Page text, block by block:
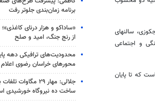
سالن استخر، سونا، جکوزی، سالنهای
و اجتماعی
یک میلیارد و 700 میلیون تومان است که تا پایان
برنامه زمان‌بندی جلوتر رفت
«ساداکو و هزار درنای
از رنج جنگ، امید و صلح
محدودیت‌های ترافیکی دهه
محورهای خراسان رضوی
جلالی: مهار ۲۹ مگاوات
ساخت ده نیروگاه خورشیدی